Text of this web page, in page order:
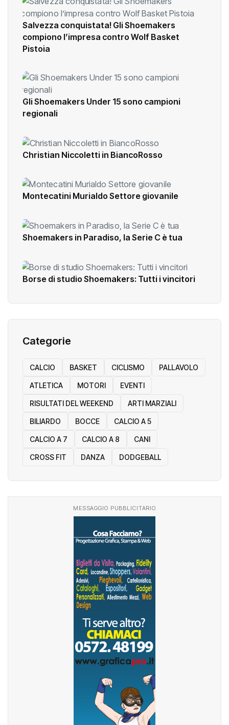
Salvezza conquistata! Gli Shoemakers
compiono l’impresa contro Wolf Basket
Pistoia
Gli Shoemakers Under 15 sono campioni
regionali
Christian Niccoletti in BiancoRosso
Montecatini Murialdo Settore giovanile
Shoemakers in Paradiso, la Serie C è tua
Borse di studio Shoemakers: Tutti i vincitori
Categorie
CALCIO BASKET CICLISMO PALLAVOLO
ATLETICA MOTORI EVENTI
RISULTATI DEL WEEKEND ARTI MARZIALI
BILIARDO BOCCE CALCIO A 5
CALCIO A 7 CALCIO A 8 CANI
CROSS FIT DANZA DODGEBALL
MESSAGGIO PUBBLICITARIO